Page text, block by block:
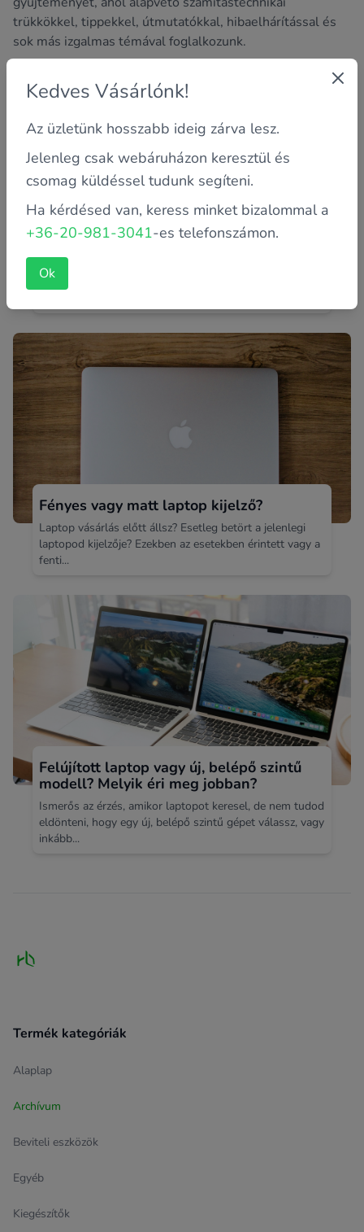
trükkökkel, tippekkel, útmutatókkal, hibaelhárítással és
sok más izgalmas témával foglalkozunk.
Melegszik a töltőm! Normális jelenség?
Mivel e sorokat olvasod, így ezzel nézel szembe. Meddig
tekinthető normálisnak? Miért melegszik? Van
Fényes vagy matt laptop kijelző?
Laptop vásárlás előtt állsz? Esetleg betört a jelenlegi
laptopod kijelzője? Ezekben az esetekben érintett vagy a
fenti...
Felújított laptop vagy új, belépő szintű
modell? Melyik éri meg jobban?
Ismerős az érzés, amikor laptopot keresel, de nem tudod
eldönteni, hogy egy új, belépő szintű gépet válassz, vagy
inkább...
Termék kategóriák
Alaplap
Archívum
Beviteli eszközök
Egyéb
Kiegészítők
Kedves Vásárlónk!
Az üzletünk hosszabb ideig zárva lesz.
Jelenleg csak webáruházon keresztül és
csomag küldéssel tudunk segíteni.
Ha kérdésed van, keress minket bizalommal a
+36-20-981-3041-es telefonszámon.
Ok